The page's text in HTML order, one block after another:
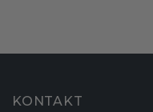
KONTAKT